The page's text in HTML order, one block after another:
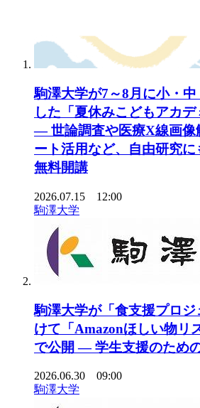
駒澤大学が7～8月に小・
した「夏休みこどもアカ
— 世論調査や医療X線画像
ート活用など、自由研究
無料開講
2026.07.15 12:00
駒澤大学
駒澤大学が「食支援プロジ
けて「Amazonほしい物リ
で公開 ― 学生支援のため
2026.06.30 09:00
駒澤大学